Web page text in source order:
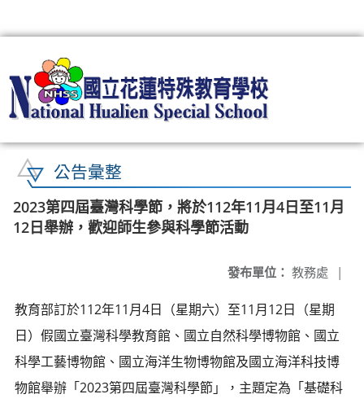
公告彙整
2023第四屆臺灣科學節，將於112年11月4日至11月
12日舉辦，歡迎師生參與科學節活動
發布單位： 教務處 |
教育部訂於112年11月4日（星期六）至11月12日（星期
日）假國立臺灣科學教育館、國立自然科學博物館、國立
科學工藝博物館、國立海洋生物博物館及國立海洋科技博
物館舉辦「2023第四屆臺灣科學節」，主題定為「基礎科